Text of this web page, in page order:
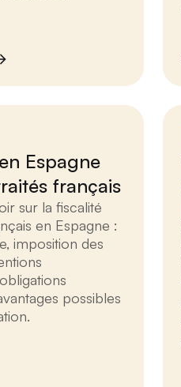
Espagne
français
sur la fiscalité
en Espagne :
imposition des
possibles